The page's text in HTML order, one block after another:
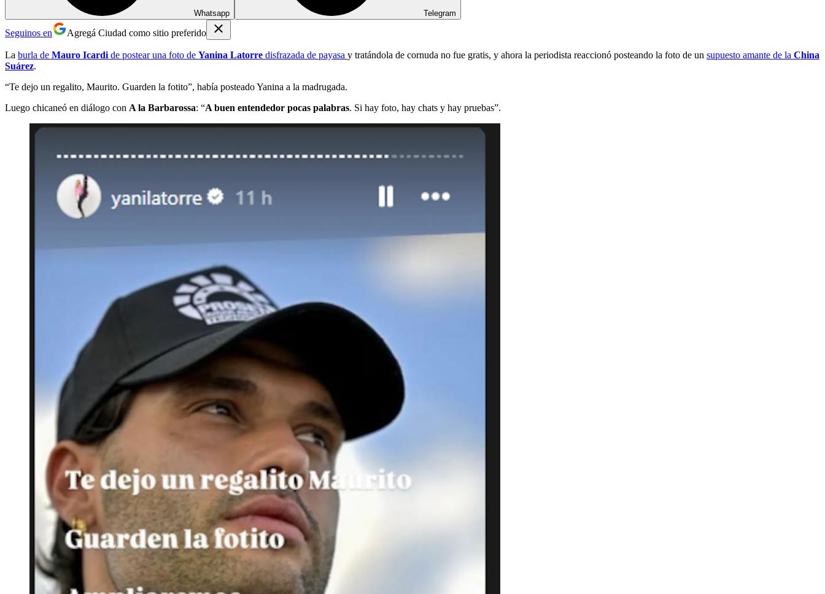
Whatsapp Telegram
Seguinos en Agregá Ciudad como sitio preferido
La burla de Mauro Icardi de postear una foto de Yanina Latorre disfrazada de payasa y tratándola de cornuda no fue gratis, y ahora la periodista reaccionó posteando la foto de un supuesto amante de la China
Suárez.
“Te dejo un regalito, Maurito. Guarden la fotito”, había posteado Yanina a la madrugada.
Luego chicaneó en diálogo con A la Barbarossa: “A buen entendedor pocas palabras. Si hay foto, hay chats y hay pruebas”.